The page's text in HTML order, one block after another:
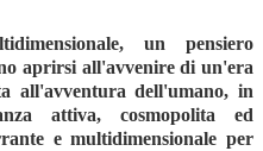
un pensiero
aprirsi all'avvenire di un'era
all'avventura dell'umano, in
attiva, cosmopolita ed
e multidimensionale per